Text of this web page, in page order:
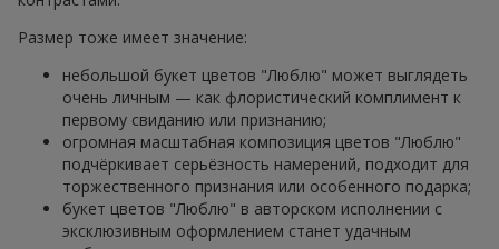
Размер тоже имеет значение:
небольшой букет цветов "Люблю" может выглядеть
очень личным — как флористический комплимент к
первому свиданию или признанию;
огромная масштабная композиция цветов "Люблю"
подчёркивает серьёзность намерений, подходит для
торжественного признания или особенного подарка;
букет цветов "Люблю" в авторском исполнении с
эксклюзивным оформлением станет удачным